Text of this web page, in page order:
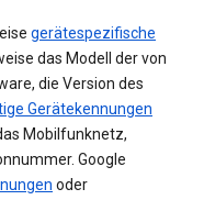
gerätespezifische
das Modell der von
die Version des
Gerätekennungen
Mobilfunknetz,
Google
oder